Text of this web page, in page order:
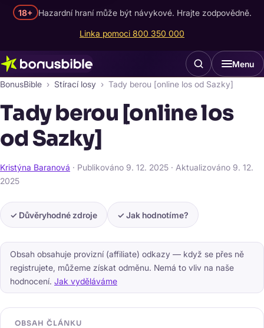
18+ Hazardní hraní může být návykové. Hrajte zodpovědně.
Linka pomoci 800 350 000
Menu
BonusBible Stírací losy Tady berou [online los od Sazky]
Tady berou [online los
od Sazky]
Kristýna Baranová · Publikováno 9. 12. 2025 · Aktualizováno 9. 12.
2025
✓ Důvěryhodné zdroje ✓ Jak hodnotíme?
Obsah obsahuje provizní (affiliate) odkazy — když se přes ně
registrujete, můžeme získat odměnu. Nemá to vliv na naše
hodnocení. Jak vyděláváme
OBSAH ČLÁNKU